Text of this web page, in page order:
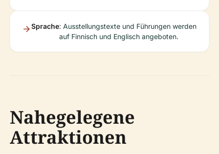
Sprache: Ausstellungstexte und Führungen werden
auf Finnisch und Englisch angeboten.
Nahegelegene
Attraktionen